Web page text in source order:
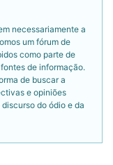
necessariamente a
um fórum de
como parte de
de informação.
de buscar a
e opiniões
do ódio e da